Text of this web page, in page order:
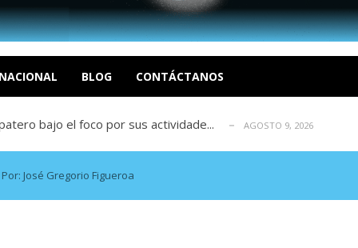
BLOG CONTÁCTANOS
en Venezuela tras finalizar su mis... AGOSTO 9, 2026
fondos para afectados por los terr... AGOSTO 9, 2026
deja un policía muerto AGOSTO 9, 2026
bajo el foco por sus actividade...
las secuelas que deja la prisión ... AGOSTO 9, 2026
en Venezuela tras finalizar su mis... AGOSTO 9, 2026
fondos para afectados por los terr...
deja un policía muerto AGOSTO 9, 2026
José Gregorio Figueroa